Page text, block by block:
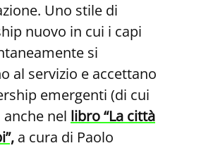
Uno stile di
nuovo in cui i capi
si
al servizio e accettano
emergenti (di cui
nel libro “La città
a cura di Paolo